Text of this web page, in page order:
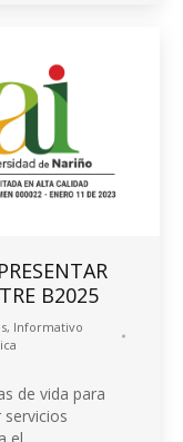
B2025
, Informativo
de vida para
el